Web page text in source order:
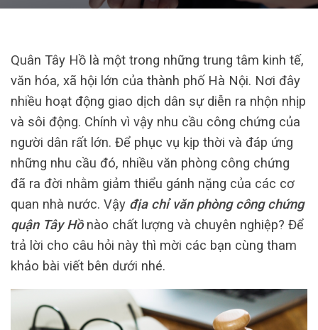
Quân Tây Hồ là một trong những trung tâm kinh tế,
văn hóa, xã hội lớn của thành phố Hà Nội. Nơi đây
nhiều hoạt động giao dịch dân sự diễn ra nhộn nhịp
và sôi động. Chính vì vậy nhu cầu công chứng của
người dân rất lớn. Để phục vụ kịp thời và đáp ứng
những nhu cầu đó, nhiều văn phòng công chứng
đã ra đời nhằm giảm thiểu gánh nặng của các cơ
quan nhà nước. Vậy địa chỉ văn phòng công chứng
quận Tây Hồnào chất lượng và chuyên nghiệp? Để
trả lời cho câu hỏi này thì mời các bạn cùng tham
khảo bài viết bên dưới nhé.